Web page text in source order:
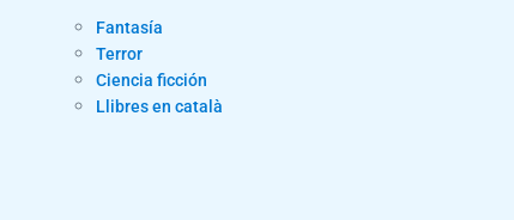
Fantasía
Terror
Ciencia ficción
Llibres en català